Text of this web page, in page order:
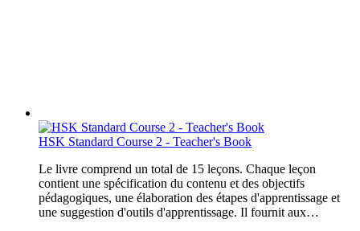
HSK Standard Course 2 - Teacher's Book
Le livre comprend un total de 15 leçons. Chaque leçon
contient une spécification du contenu et des objectifs
pédagogiques, une élaboration des étapes d'apprentissage et
une suggestion d'outils d'apprentissage. Il fournit aux…